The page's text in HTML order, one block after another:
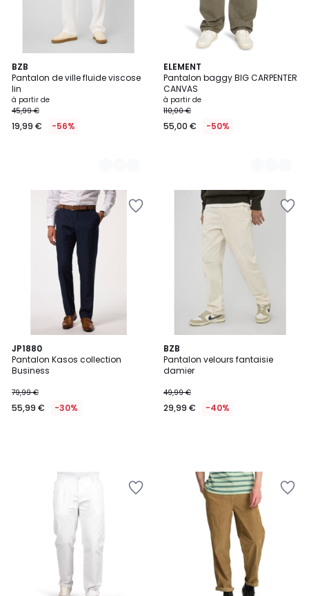
BZB
Pantalon de ville fluide viscose
lin
à partir de
45,99 €
19,99 € -56%
2
Couleurs
ELEMENT
Pantalon baggy BIG CARPENTER
CANVAS
à partir de
110,00 €
55,00 € -50%
3
Couleurs
JP1880
Pantalon Kasos collection
Business
79,99 €
55,99 € -30%
BZB
Pantalon velours fantaisie
damier
49,99 €
29,99 € -40%